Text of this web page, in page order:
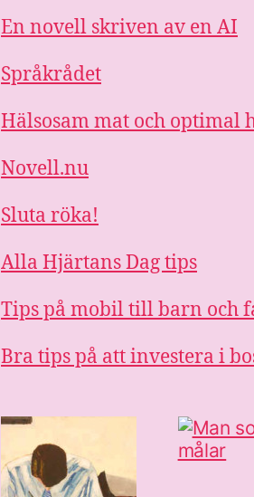
En novell skriven av en AI
Språkrådet
Hälsosam mat och optimal
Novell.nu
Sluta röka!
Alla Hjärtans Dag tips
Tips på mobil till barn och
Bra tips på att investera i